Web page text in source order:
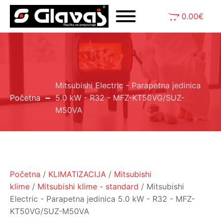
0.00€
Početna
Mitsubishi Electric - Parapetna jedinica
5.0 kW - R32 - MFZ-KT50VG/SUZ-
M50VA
Početna / KLIMATIZACIJA / Mitsubishi
klime / Mitsubishi klime - standard / Mitsubishi
Electric - Parapetna jedinica 5.0 kW - R32 - MFZ-
KT50VG/SUZ-M50VA